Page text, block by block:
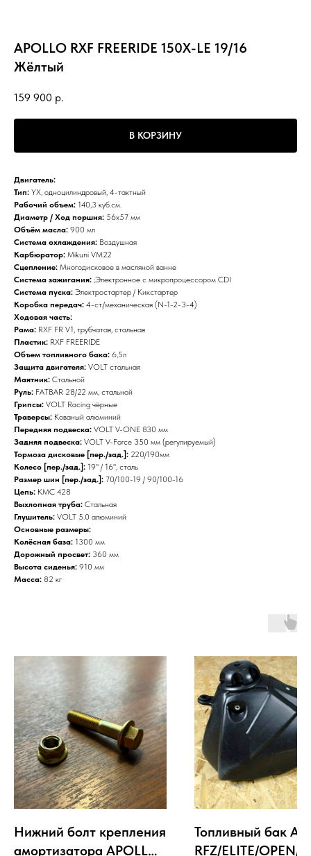
APOLLO RXF FREERIDE 150X-LE 19/16
Жёлтый
159 900 р.
В КОРЗИНУ
Двигатель:
Тип: YX, одноцилиндровый, 4-тактный
Рабочий объем: 140,3 куб.см.
Диаметр / Ход поршня: 56x57 мм
Объём масла: 900 мл
Система охлаждения: Воздушная
Карбюратор: Mikuni VM22
Сцепление: Многодисковое в масляной ванне
Система зажигания: ;Электронное c микропроцессором CDI
Система пуска: Электростартер / Кикстартер
Коробка передач: 4-ст./механическая (N-1-2-3-4)
Ходовая часть:
Рама: RXF FR V1, трубчатая, стальная
Пластик: RXF FREERIDE
Объем топливного бака: 6,5л
Защита двигателя: VOLT стальная
Маятник: Стальной
Руль: FATBAR 28/22 мм, стальной
Грипсы: VOLT Racing чёрные
Траверсы: Кованый алюминий
Передняя подвеска: VOLT V-ONE 830 мм
Задняя подвеска: VOLT V-Force 350 мм (регулируемый)
Тормоза дисковые [пер./зад.]: 220/190мм
Колесо [пер./зад.]: 19" / 16", сталь
Размер шин [пер./зад.]: 70/100-19 / 90/100-16
Цепь: KMC 428
Выхлопная труба: Стальная
Глушитель: VOLT 5.0 алюминий
Основные размеры:
Колёсная база: 1300 мм
Дорожный просвет: 360 мм
Высота сиденья: 910 мм
Масса: 82 кг
Нижний болт крепления
амортизатора APOLLO
Топливный бак
RFZ/ELITE/OPEN/